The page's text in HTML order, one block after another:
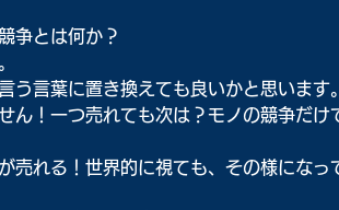
争とは何か？
う言葉に置き換えても良いかと思います。
ん！一つ売れても次は？モノの競争だけ
売れる！世界的に視ても、その様になっ